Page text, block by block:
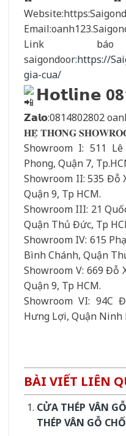
Link
saigondoor:https://
gia-cua/
𝗛𝗼𝘁𝗹𝗶𝗻𝗲
𝗭𝗮𝗹𝗼:0814802802
𝐇𝐄̣̂ 𝐓𝐇𝐎̂́𝐍𝐆
Showroom I: 511
Phong, Quận 7,
Showroom II: 535 Đỗ
Quận 9, Tp HCM.
Showroom III: 21
Quận Thủ Đức, Tp
Showroom IV: 615
Bình Chánh, Quận
Showroom V: 669 Đỗ
Quận 9, Tp HCM.
Showroom VI: 94C
Hưng Lợi, Quận Ninh
BÀI VIẾT LIÊN
CỬA THÉP VÂN
THÉP VÂN GỖ